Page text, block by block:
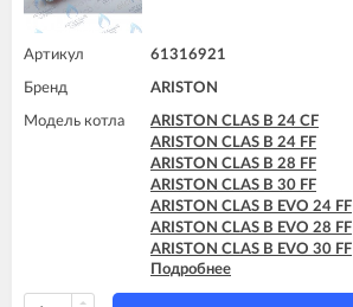
Артикул 61316921
Бренд ARISTON
Модель котла
ARISTON CLAS B 24 CF
ARISTON CLAS B 24 FF
ARISTON CLAS B 28 FF
ARISTON CLAS B 30 FF
ARISTON CLAS B EVO 24 FF
ARISTON CLAS B EVO 28 FF
ARISTON CLAS B EVO 30 FF
ARISTON CLAS B X 24 FF
ARISTON CLAS B X 28 FF
Подробнее